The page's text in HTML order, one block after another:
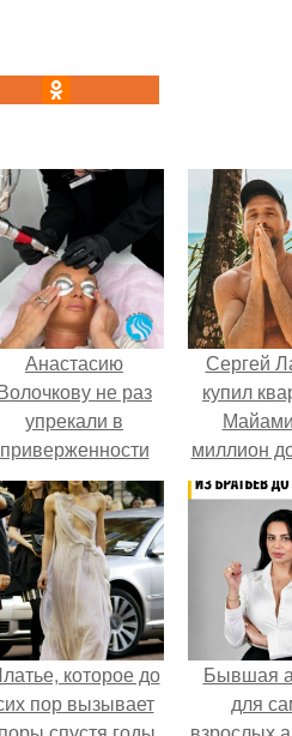
Анастасию
не раз
упрекали в
приверженности
бьюти -
процедурам.
Сергей
купил
миллион
которое до
пор вызывает
Бывшая
для